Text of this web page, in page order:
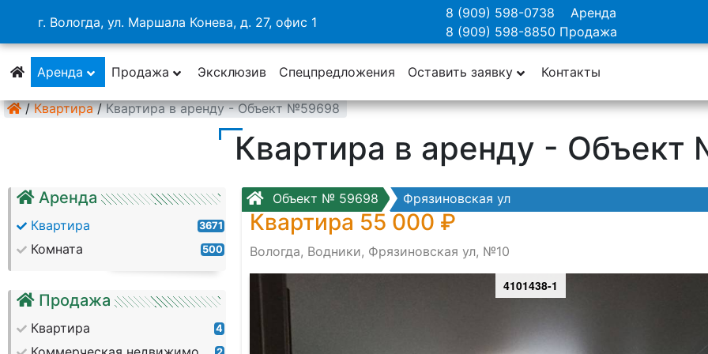
г. Вологда, ул. Маршала Конева, д. 27, офис 1
8 (909) 598-0738 Аренда
8 (909) 598-8850 Продажа
Аренда Продажа Эксклюзив Спецпредложения Оставить заявку Контакты
/ Квартира / Квартира в аренду - Объект №59698
Квартира в аренду -
Аренда
Квартира 3671
Комната 500
Продажа
Квартира 4
Объект № 59698 Фрязиновская ул
Квартира 55 000 ₽
Вологда, Водники, Фрязиновская ул, №10
4101438-1